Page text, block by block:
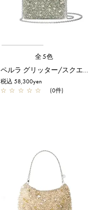
全5色
ペルラ グリッター/スクエア スモール/グリーングレーシルバー
税込 58,300yen
☆ ☆ ☆ ☆ ☆ (0件)